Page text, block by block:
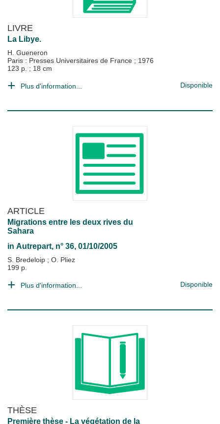
LIVRE
La Libye.
H. Gueneron
Paris : Presses Universitaires de France ; 1976
123 p. ; 18 cm
Plus d'information... Disponible
ARTICLE
Migrations entre les deux rives du
Sahara
in Autrepart, n° 36, 01/10/2005
S. Bredeloip ; O. Pliez
199 p.
Plus d'information... Disponible
THÈSE
Première thèse - La végétation de la